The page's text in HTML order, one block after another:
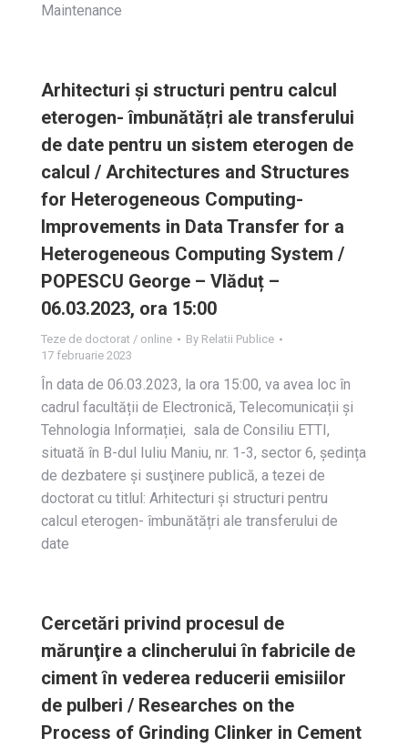
Maintenance
Arhitecturi și structuri pentru calcul
eterogen- îmbunătățri ale transferului
de date pentru un sistem eterogen de
calcul / Architectures and Structures
for Heterogeneous Computing-
Improvements in Data Transfer for a
Heterogeneous Computing System /
POPESCU George – Vlăduț –
06.03.2023, ora 15:00
Teze de doctorat / online By Relatii Publice
17 februarie 2023
În data de 06.03.2023, la ora 15:00, va avea loc în
cadrul facultății de Electronică, Telecomunicații și
Tehnologia Informației, sala de Consiliu ETTI,
situată în B-dul Iuliu Maniu, nr. 1-3, sector 6, ședința
de dezbatere și susţinere publică, a tezei de
doctorat cu titlul: Arhitecturi și structuri pentru
calcul eterogen- îmbunătățri ale transferului de
date
Cercetări privind procesul de
mărunţire a clincherului ȋn fabricile de
ciment ȋn vederea reducerii emisiilor
de pulberi / Researches on the
Process of Grinding Clinker in Cement